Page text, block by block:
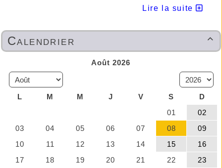
Pour tous nos abonnés,
►Papeterie RECTO-VERSO
Place de la Mazelière à EMBRUN
►A.S.E.P.E. cliquer ici :Nous contacter
Lire la suite

Calendrier